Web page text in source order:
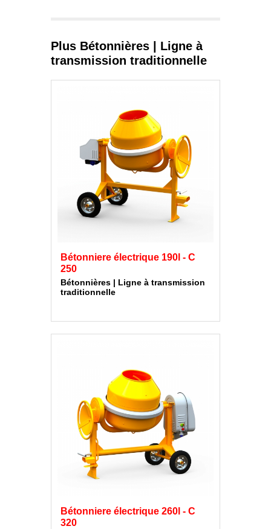
Plus Bétonnières | Ligne à
transmission traditionnelle
Bétonniere électrique 190l - C
250
Bétonnières | Ligne à transmission
traditionnelle
Bétonniere électrique 260l - C
320